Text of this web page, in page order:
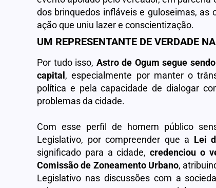
dos brinquedos infláveis e guloseimas, as
ação que uniu lazer e conscientização.
UM REPRESENTANTE DE VERDADE
Por tudo isso, Astro de Ogum segue
capital, especialmente por manter o
política e pela capacidade de dialogar
problemas da cidade.
Com esse perfil de homem público
Legislativo, por compreender que a Lei
significado para a cidade,credenciou o
Comissão de Zoneamento Urbano,
Legislativo nas discussões com a